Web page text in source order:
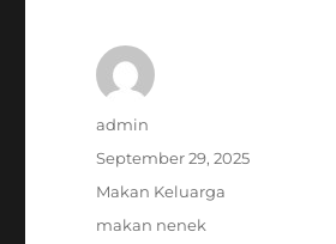
Author
admin
Posted
September 29, 2025
Categories
Makan Keluarga
Tags
makan nenek